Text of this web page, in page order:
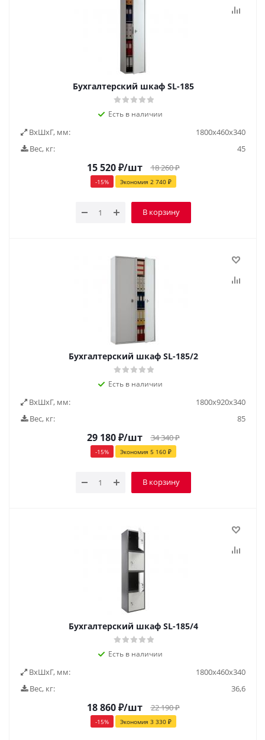
Бухгалтерский шкаф SL-185
Есть в наличии
ВxШxГ, мм:
1800x460x340
Вес, кг:
45
15 520₽/шт 18 260₽
-15% Экономия 2 740₽
В корзину
Бухгалтерский шкаф SL-185/2
Есть в наличии
ВxШxГ, мм:
1800x920x340
Вес, кг:
85
29 180₽/шт 34 340₽
-15% Экономия 5 160₽
В корзину
Бухгалтерский шкаф SL-185/4
Есть в наличии
ВxШxГ, мм:
1800x460x340
Вес, кг:
36,6
18 860₽/шт 22 190₽
-15% Экономия 3 330₽